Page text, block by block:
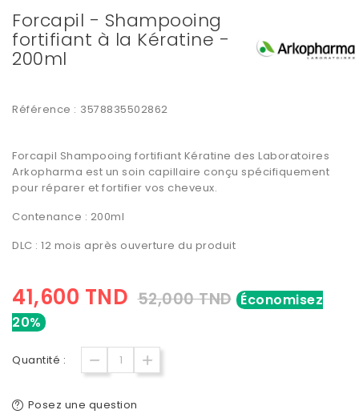
Forcapil - Shampooing
fortifiant à la Kératine -
200ml
Référence : 3578835502862
Forcapil Shampooing fortifiant Kératine des Laboratoires
Arkopharma est un soin capillaire conçu spécifiquement
pour réparer et fortifier vos cheveux.
Contenance : 200ml
DLC : 12 mois après ouverture du produit
41,600 TND 52,000 TND Économisez
20%
Quantité :
Posez une question